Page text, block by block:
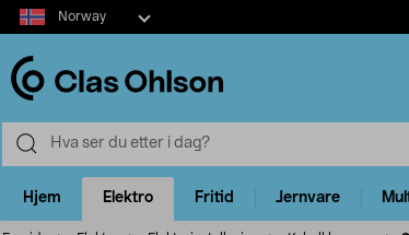
Select
market
Norway
Hjem Elektro Fritid Jernvare